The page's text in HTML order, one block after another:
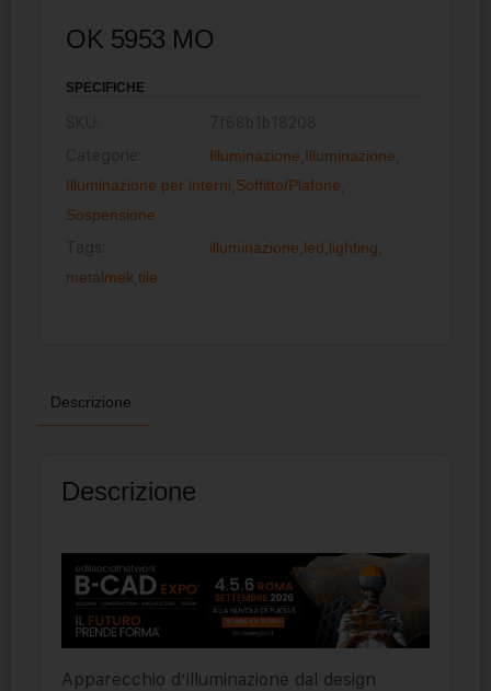
OK 5953 MO
SPECIFICHE
Illuminazione Illuminazione
Illuminazione per interni Soffitto/Plafone
Sospensione
illuminazione led lighting
metalmek tile
Descrizione
Descrizione
Apparecchio d’illuminazione dal design